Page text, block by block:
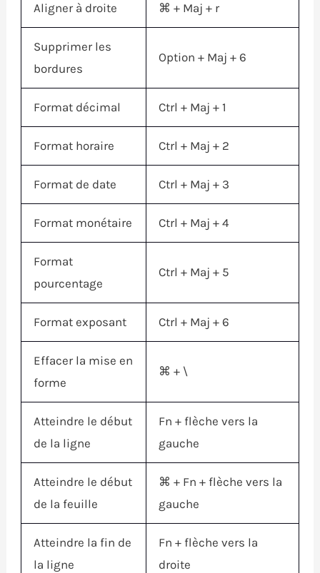
Aligner à droite ⌘ + Maj + r
Supprimer les
bordures
Option + Maj + 6
Format décimal Ctrl + Maj + 1
Format horaire Ctrl + Maj + 2
Format de date Ctrl + Maj + 3
Format monétaire Ctrl + Maj + 4
Format
pourcentage
Ctrl + Maj + 5
Format exposant Ctrl + Maj + 6
Effacer la mise en
forme
⌘ + \
Atteindre le début
de la ligne
Fn + flèche vers la
gauche
Atteindre le début
de la feuille
⌘ + Fn + flèche vers la
gauche
Atteindre la fin de
la ligne
Fn + flèche vers la
droite